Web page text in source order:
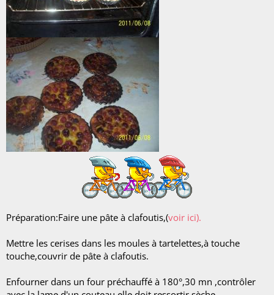
Préparation:Faire une pâte à clafoutis,(voir ici).
Mettre les cerises dans les moules à tartelettes,à touche
touche,couvrir de pâte à clafoutis.
Enfourner dans un four préchauffé à 180°,30 mn ,contrôler